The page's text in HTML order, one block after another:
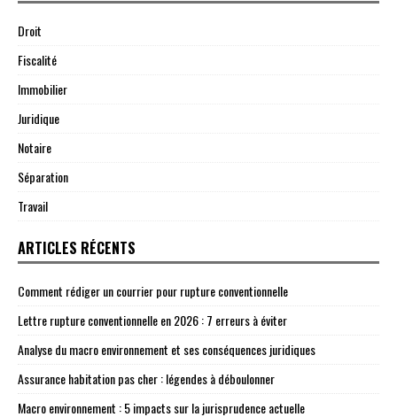
Droit
Fiscalité
Immobilier
Juridique
Notaire
Séparation
Travail
ARTICLES RÉCENTS
Comment rédiger un courrier pour rupture conventionnelle
Lettre rupture conventionnelle en 2026 : 7 erreurs à éviter
Analyse du macro environnement et ses conséquences juridiques
Assurance habitation pas cher : légendes à déboulonner
Macro environnement : 5 impacts sur la jurisprudence actuelle